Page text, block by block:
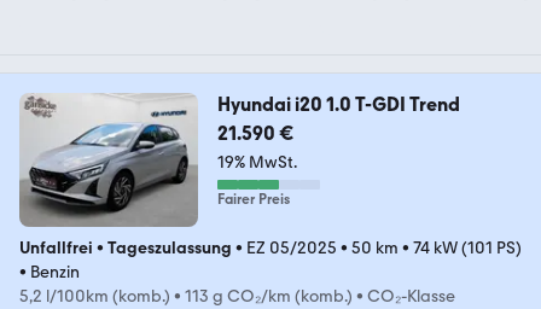
Hyundai i20 1.0 T-GDI Trend
21.590 €
19% MwSt.
Fairer Preis
Unfallfrei • Tageszulassung • EZ 05/2025 • 50 km • 74 kW (101 PS)
• Benzin
5,2 l/100km (komb.) • 113 g CO₂/km (komb.) • CO₂-Klasse